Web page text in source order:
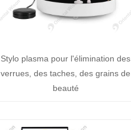
Stylo plasma pour l'élimination des
verrues, des taches, des grains de
beauté